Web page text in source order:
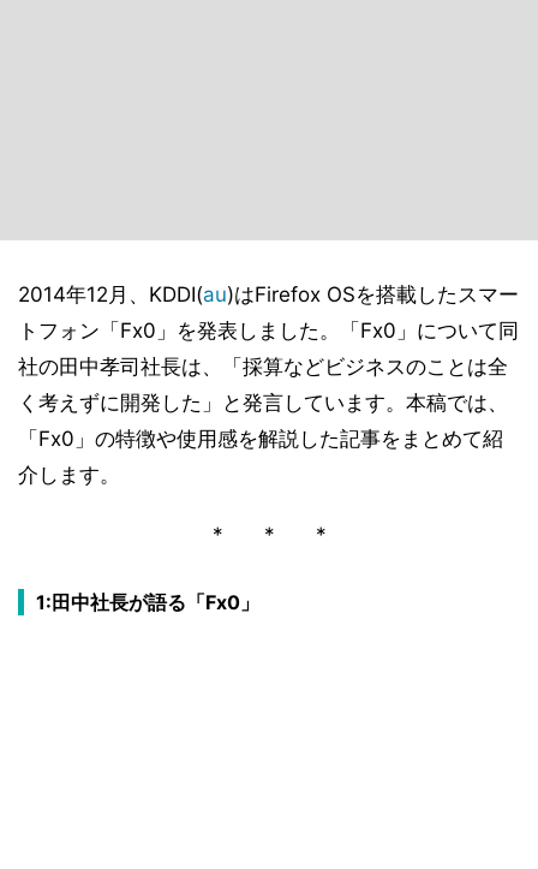
2014年12月、KDDI(au)はFirefox OSを搭載したスマー
トフォン「Fx0」を発表しました。「Fx0」について同
社の田中孝司社長は、「採算などビジネスのことは全
く考えずに開発した」と発言しています。本稿では、
「Fx0」の特徴や使用感を解説した記事をまとめて紹
介します。
* * *
1:田中社長が語る「Fx0」